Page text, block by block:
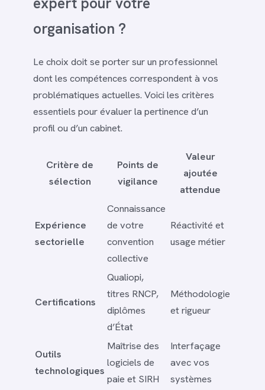
organisation ?
Le choix doit se porter sur un professionnel
dont les compétences correspondent à vos
problématiques actuelles. Voici les critères
essentiels pour évaluer la pertinence d’un
profil ou d’un cabinet.
Critère de
sélection
Points de
vigilance
Valeur
ajoutée
attendue
Expérience
sectorielle
Connaissance
de votre
convention
collective
Réactivité et
usage métier
Certifications
Qualiopi,
titres RNCP,
diplômes
d’État
Méthodologie
et rigueur
Outils
technologiques
Maîtrise des
logiciels de
paie et SIRH
Interfaçage
avec vos
systèmes